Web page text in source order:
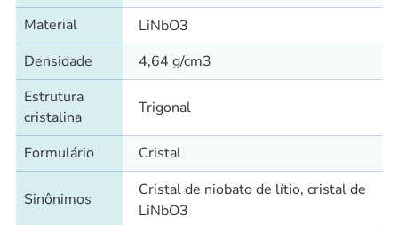
Material
LiNbO3
Densidade
4,64 g/cm3
Estrutura
cristalina
Trigonal
Formulário Cristal
Sinônimos
Cristal de niobato de lítio, cristal de
LiNbO3